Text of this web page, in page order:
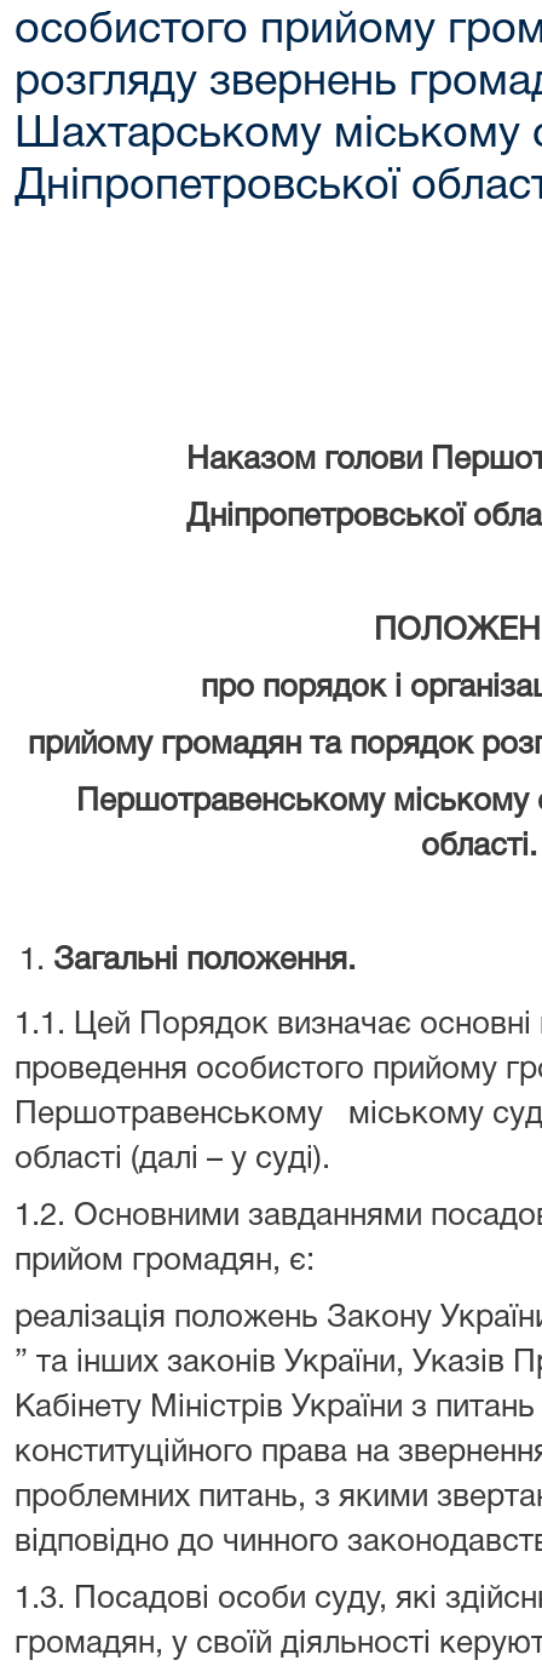
особистого прийому
розгляду звернень
Шахтарському міському
Дніпропетровської
Наказом голови
Дніпропетровської
про порядок і
прийому громадян та порядок
Першотравенському міському
області.
Загальні положення.
1.1. Цей Порядок визначає основні
проведення особистого прийому
Першотравенському міському
області (далі – у суді).
1.2. Основними завданнями
прийом громадян, є:
реалізація положень Закону
” та інших законів України, Указів
Кабінету Міністрів України з
конституційного права на
проблемних питань, з якими
відповідно до чинного
1.3. Посадові особи суду, які
громадян, у своїй діяльності